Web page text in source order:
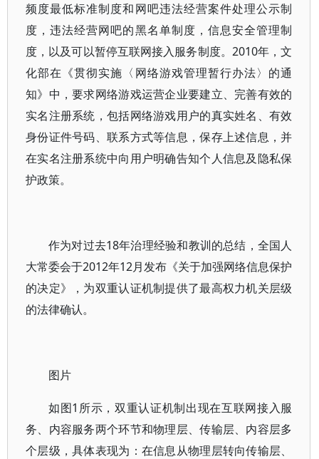
频度最低标准制度和网吧违法经营案件处理公示制
度，违法经营网吧的黑名单制度，信息安全管理制
度，以及可以暂停互联网接入服务制度。2010年，文
化部在《贯彻实施〈网络游戏管理暂行办法〉的通
知》中，要求网络游戏运营企业要建立、完善有效的
实名注册系统，包括网络游戏用户的真实姓名、有效
身份证件号码、联系方式等信息，保存上述信息，并
在实名注册系统中向用户明确告知个人信息及隐私保
护政策。
作为对过去18年治理经验和教训的总结，全国人
大常委会于2012年12月发布《关于加强网络信息保护
的决定》，为双重认证机制提供了最高权力机关层级
的法律确认。
图片
如图1所示，双重认证机制出现在互联网接入服
务、内容服务两个环节和物理层、传输层、内容层多
个层级，具体表现为：在信息从物理层转向传输层、